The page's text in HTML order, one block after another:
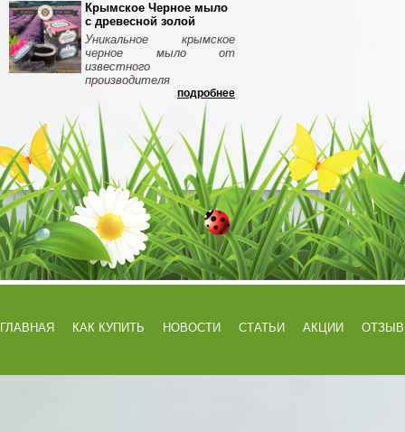
Крымское Черное мыло
с древесной золой
Уникальное крымское
черное мыло от
известного
производителя
подробнее
ГЛАВНАЯ КАК КУПИТЬ НОВОСТИ СТАТЬИ АКЦИИ